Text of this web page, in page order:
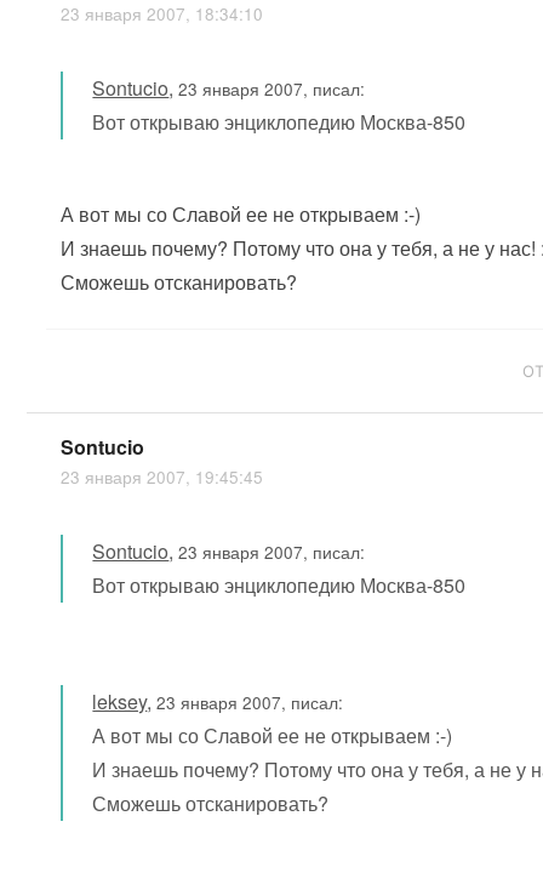
23 января 2007, 18:34:10
Sontucio,23 января 2007, писал:
Вот открываю энциклопедию Москва-850
А вот мы со Славой ее не открываем :-)
И знаешь почему? Потому что она у тебя, а не у нас!
Сможешь отсканировать?
Sontucio
23 января 2007, 19:45:45
Sontucio,23 января 2007, писал:
Вот открываю энциклопедию Москва-850
leksey,23 января 2007, писал:
А вот мы со Славой ее не открываем :-)
И знаешь почему? Потому что она у тебя, а не у
Сможешь отсканировать?